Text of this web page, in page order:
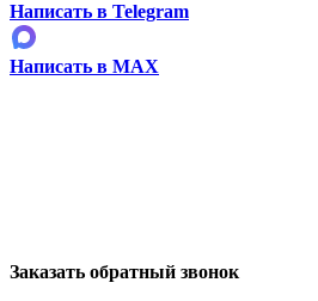
Написать в Telegram
Написать в MAX
Заказать обратный звонок